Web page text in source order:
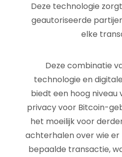
Deze technologie
geautoriseerde
elke
Deze combinatie
technologie en
biedt een hoog niveau
privacy voor Bitcoin-
het moeilijk voor
achterhalen over wie
bepaalde transactie,